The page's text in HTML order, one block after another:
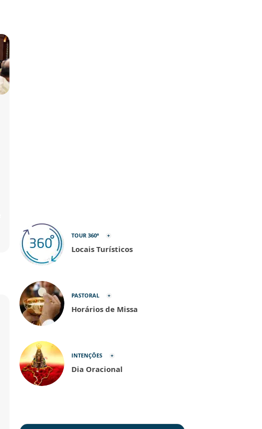
TOUR 360º
Locais Turísticos
PASTORAL
Horários de Missa
INTENÇÕES
Dia Oracional